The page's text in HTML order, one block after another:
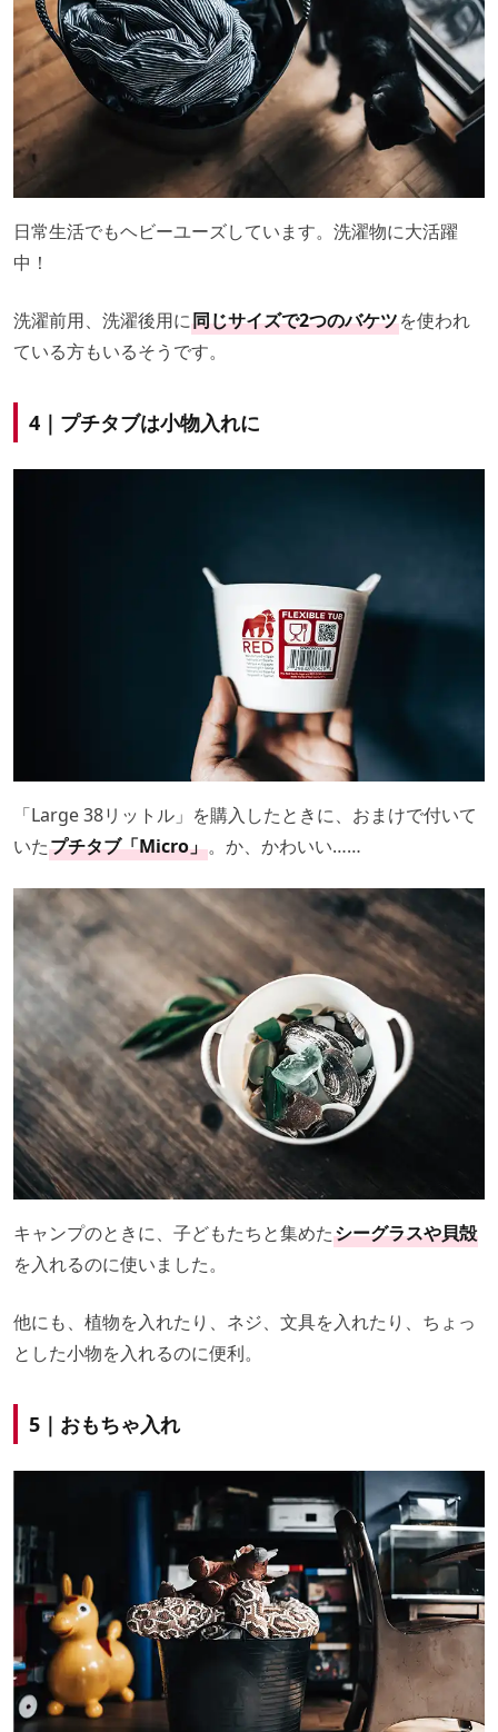
日常生活でもヘビーユーズしています。洗濯物に大活躍
中！
洗濯前用、洗濯後用に同じサイズで2つのバケツを使われ
ている方もいるそうです。
4｜プチタブは小物入れに
「Large 38リットル」を購入したときに、おまけで付いて
いたプチタブ「Micro」。か、かわいい……
キャンプのときに、子どもたちと集めたシーグラスや貝殻
を入れるのに使いました。
他にも、植物を入れたり、ネジ、文具を入れたり、ちょっ
とした小物を入れるのに便利。
5｜おもちゃ入れ